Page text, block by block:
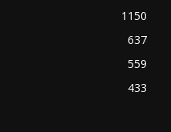
1150
637
559
433